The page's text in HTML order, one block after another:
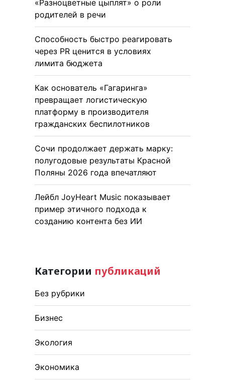
«Разноцветные цыплят» о роли
родителей в речи
Способность быстро реагировать
через PR ценится в условиях
лимита бюджета
Как основатель «Гагаринга»
превращает логистическую
платформу в производителя
гражданских беспилотников
Сочи продолжает держать марку:
полугодовые результаты Красной
Поляны 2026 года впечатляют
Лейбл JoyHeart Music показывает
пример этичного подхода к
созданию контента без ИИ
Категории публикаций
Без рубрики
Бизнес
Экология
Экономика